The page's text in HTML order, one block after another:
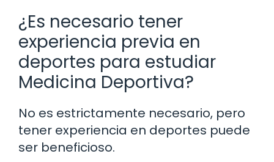
¿Es necesario tener
experiencia previa en
deportes para estudiar
Medicina Deportiva?
No es estrictamente necesario, pero
tener experiencia en deportes puede
ser beneficioso.